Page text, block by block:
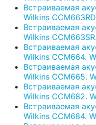
Встраиваемая
Wilkins
Встраиваемая
Wilkins
Встраиваемая
Wilkins CCM664.
Встраиваемая
Wilkins CCM665.
Встраиваемая
Wilkins CCM682.
Встраиваемая
Wilkins CCM684.